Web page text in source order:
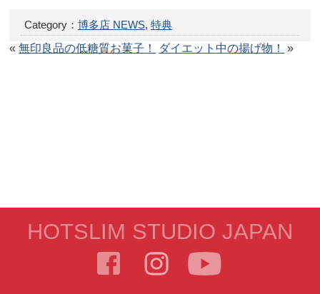
Category： 博多店 NEWS, 特典
«無印良品の低糖質お菓子！ ダイエット中の揚げ物！ »
HOTSLIM STUDIO JAPAN